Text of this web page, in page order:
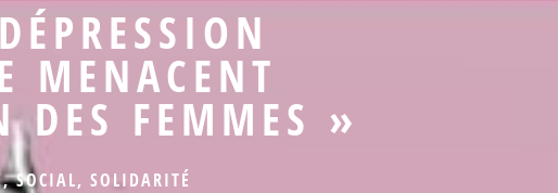
MENACENT
DES FEMMES »
,SOCIAL, SOLIDARITÉ